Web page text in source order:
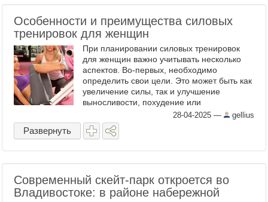
Особенности и преимущества силовых
тренировок для женщин
При планировании силовых тренировок
для женщин важно учитывать несколько
аспектов. Во-первых, необходимо
определить свои цели. Это может быть как
увеличение силы, так и улучшение
выносливости, похудение или
формирование определенных мышечных
групп. Понимание своих целей поможет ...
28-04-2025 — gellius
Развернуть
Современный скейт-парк откроется во
Владивостоке: в районе набережной